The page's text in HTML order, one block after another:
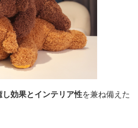
し効果とインテリア性を兼ね備えた